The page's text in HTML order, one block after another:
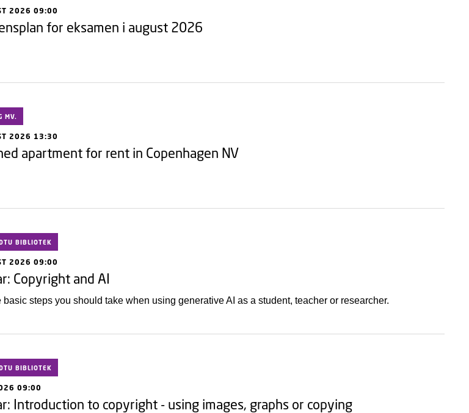
2026 09:00
for eksamen i august 2026
MV.
2026 13:30
apartment for rent in Copenhagen NV
BIBLIOTEK
2026 09:00
Copyright and AI
basic steps you should take when using generative AI as a student, teacher or researcher.
BIBLIOTEK
09:00
Introduction to copyright - using images, graphs or copying